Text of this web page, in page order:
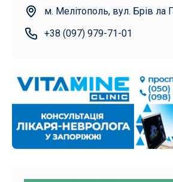
м. Мелітополь, вул. Брів ла
+38 (097) 979-71-01